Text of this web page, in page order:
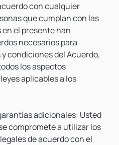
con cualquier
que cumplan con las
el presente han
necesarios para
condiciones del Acuerdo,
los aspectos
aplicables a los
adicionales: Usted
compromete a utilizar los
de acuerdo con el